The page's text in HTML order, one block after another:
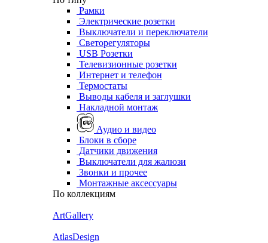
Рамки
Электрические розетки
Выключатели и переключатели
Светорегуляторы
USB Розетки
Телевизионные розетки
Интернет и телефон
Термостаты
Выводы кабеля и заглушки
Накладной монтаж
Аудио и видео
Блоки в сборе
Датчики движения
Выключатели для жалюзи
Звонки и прочее
Монтажные аксессуары
По коллекциям
ArtGallery
AtlasDesign